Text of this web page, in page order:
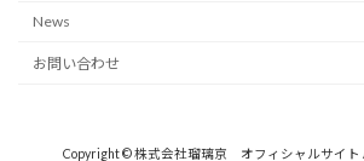
News
お問い合わせ
Copyright © 株式会社瑠璃京 オフィシャルサイト